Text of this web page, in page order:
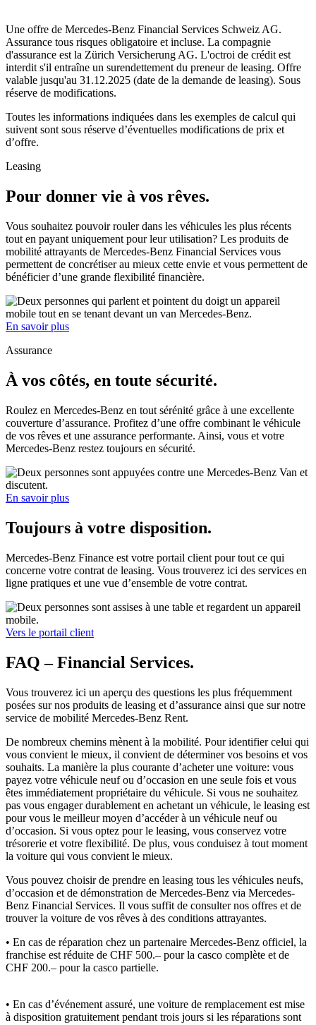
Une offre de Mercedes-Benz Financial Services Schweiz AG.
Assurance tous risques obligatoire et incluse. La compagnie
d'assurance est la Zürich Versicherung AG. L'octroi de crédit est
interdit s'il entraîne un surendettement du preneur de leasing. Offre
valable jusqu'au 31.12.2025 (date de la demande de leasing). Sous
réserve de modifications.
Toutes les informations indiquées dans les exemples de calcul qui
suivent sont sous réserve d’éventuelles modifications de prix et
d’offre.
Leasing
Pour donner vie à vos rêves.
Vous souhaitez pouvoir rouler dans les véhicules les plus récents
tout en payant uniquement pour leur utilisation? Les produits de
mobilité attrayants de Mercedes-Benz Financial Services vous
permettent de concrétiser au mieux cette envie et vous permettent de
bénéficier d’une grande flexibilité financière.
En savoir plus
Assurance
À vos côtés, en toute sécurité.
Roulez en Mercedes-Benz en tout sérénité grâce à une excellente
couverture d’assurance. Profitez d’une offre combinant le véhicule
de vos rêves et une assurance performante. Ainsi, vous et votre
Mercedes-Benz restez toujours en sécurité.
En savoir plus
Toujours à votre disposition.
Mercedes-Benz Finance est votre portail client pour tout ce qui
concerne votre contrat de leasing. Vous trouverez ici des services en
ligne pratiques et une vue d’ensemble de votre contrat.
Vers le portail client
FAQ – Financial Services.
Vous trouverez ici un aperçu des questions les plus fréquemment
posées sur nos produits de leasing et d’assurance ainsi que sur notre
service de mobilité Mercedes-Benz Rent.
De nombreux chemins mènent à la mobilité. Pour identifier celui qui
vous convient le mieux, il convient de déterminer vos besoins et vos
souhaits. La manière la plus courante d’acheter une voiture: vous
payez votre véhicule neuf ou d’occasion en une seule fois et vous
êtes immédiatement propriétaire du véhicule. Si vous ne souhaitez
pas vous engager durablement en achetant un véhicule, le leasing est
pour vous le meilleur moyen d’accéder à un véhicule neuf ou
d’occasion. Si vous optez pour le leasing, vous conservez votre
trésorerie et votre flexibilité. De plus, vous conduisez à tout moment
la voiture qui vous convient le mieux.
Vous pouvez choisir de prendre en leasing tous les véhicules neufs,
d’occasion et de démonstration de Mercedes-Benz via Mercedes-
Benz Financial Services. Il vous suffit de consulter nos offres et de
trouver la voiture de vos rêves à des conditions attrayantes.
• En cas de réparation chez un partenaire Mercedes-Benz officiel, la
franchise est réduite de CHF 500.– pour la casco complète et de
CHF 200.– pour la casco partielle.
• En cas d’événement assuré, une voiture de remplacement est mise
à disposition gratuitement pendant trois jours si les réparations sont